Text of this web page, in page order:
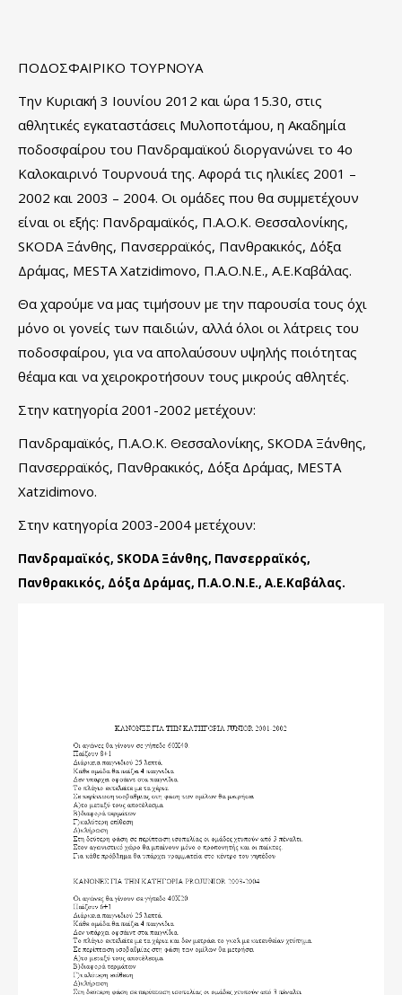
ΠΟΔΟΣΦΑΙΡΙΚΟ ΤΟΥΡΝΟΥΑ
Την Κυριακή 3 Ιουνίου 2012 και ώρα 15.30, στις
αθλητικές εγκαταστάσεις Μυλοποτάμου, η Ακαδημία
ποδοσφαίρου του Πανδραμαϊκού διοργανώνει το 4ο
Καλοκαιρινό Τουρνουά της. Αφορά τις ηλικίες 2001 –
2002 και 2003 – 2004. Οι ομάδες που θα συμμετέχουν
είναι οι εξής: Πανδραμαϊκός, Π.Α.Ο.Κ. Θεσσαλονίκης,
SKODA Ξάνθης, Πανσερραϊκός, Πανθρακικός, Δόξα
Δράμας, MESTA Xatzidimovo, Π.Α.Ο.Ν.Ε., Α.Ε.Καβάλας.
Θα χαρούμε να μας τιμήσουν με την παρουσία τους όχι
μόνο οι γονείς των παιδιών, αλλά όλοι οι λάτρεις του
ποδοσφαίρου, για να απολαύσουν υψηλής ποιότητας
θέαμα και να χειροκροτήσουν τους μικρούς αθλητές.
Στην κατηγορία 2001-2002 μετέχουν:
Πανδραμαϊκός, Π.Α.Ο.Κ. Θεσσαλονίκης, SKODA Ξάνθης,
Πανσερραϊκός, Πανθρακικός, Δόξα Δράμας, MESTA
Xatzidimovo.
Στην κατηγορία 2003-2004 μετέχουν:
Πανδραμαϊκός, SKODA Ξάνθης, Πανσερραϊκός,
Πανθρακικός, Δόξα Δράμας, Π.Α.Ο.Ν.Ε., Α.Ε.Καβάλας.